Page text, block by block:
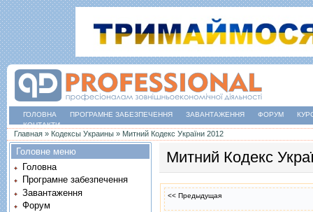
ГОЛОВНА ПРОГРАМНЕ ЗАБЕЗПЕЧЕННЯ ЗАВАНТАЖЕННЯ ФОРУМ
КОНТАКТИ
Ви є тут
Главная » Кодексы Украины » Митний Кодекс України 2012
Митний Кодекс
<< Предыдущая
Головне меню
Головна
Програмне забезпечення
Завантаження
Форум